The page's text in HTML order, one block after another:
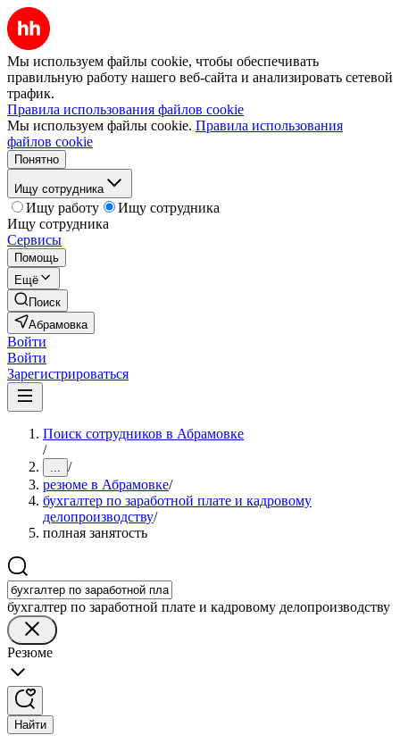
Мы используем файлы cookie, чтобы обеспечивать
правильную работу нашего веб-сайта и анализировать сетевой
трафик.
Правила использования файлов cookie
Мы используем файлы cookie. Правила использования
файлов cookie
Понятно
Ищу сотрудника
Ищу работу
Ищу сотрудника
Ищу сотрудника
Сервисы
Помощь
Ещё
Поиск
Абрамовка
Войти
Войти
Зарегистрироваться
Поиск сотрудников в Абрамовке
/
... /
резюме в Абрамовке/
бухгалтер по заработной плате и кадровому
делопроизводству/
полная занятость
бухгалтер по заработной плате и кадровому делопроизводству
Резюме
Найти